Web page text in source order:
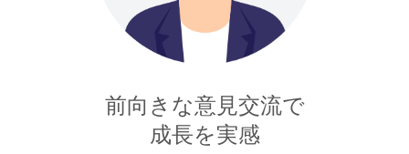
前向きな意見交流で
成長を実感